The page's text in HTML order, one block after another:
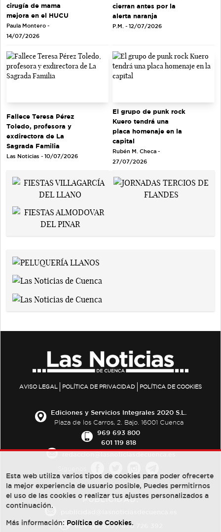
cirugía de mama
mejora en el HUCU
Paula Montero -
14/07/2026
cierran antes por la
alerta naranja
P.M. - 12/07/2026
Fallece Teresa Pérez
Toledo, profesora y
exdirectora de La
Sagrada Familia
Las Noticias - 10/07/2026
El grupo de punk rock
Kuero tendrá una
placa homenaje en la
capital
Rubén M. Checa -
27/07/2026
AVISO LEGAL POLÍTICA DE PRIVACIDAD POLÍTICA DE COOKIES
Ediciones y Servicios Integrales 2020 S.L.
Plaza de los Carros, 2. Bajo. 16001 Cuenca
969 693 800
601 119 818
PUBLICIDAD:
684 126 573/670 726 392
Esta web utiliza varios tipos de cookies para poder ofrecerte
la mejor experiencia de usuario posible, Puedes permitirnos
el uso de las cookies o realizar tus ajustes personalizados a
continuación.
Más información: Política de Cookies.